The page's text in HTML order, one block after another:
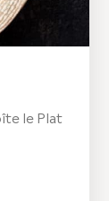
le Plat